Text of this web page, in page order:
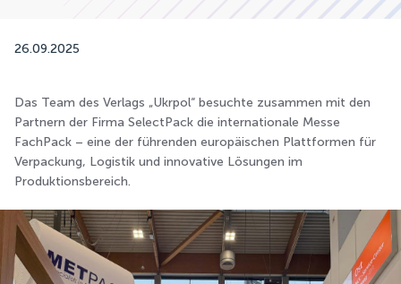
26.09.2025
Das Team des Verlags „Ukrpol“ besuchte zusammen mit den
Partnern der Firma SelectPack die internationale Messe
FachPack – eine der führenden europäischen Plattformen für
Verpackung, Logistik und innovative Lösungen im
Produktionsbereich.